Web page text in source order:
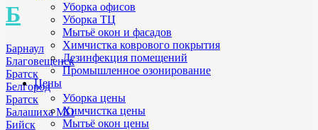
Б
Барнаул
Благовещенск
Братск
Белгород
Братск
Балашиха МО
Бийск
Уборка офисов
Уборка ТЦ
Мытьё окон и фасадов
Химчистка коврового покрытия
Дезинфекция помещений
Промышленное озонирование
Цены
Уборка цены
Химчистка цены
Мытьё окон цены